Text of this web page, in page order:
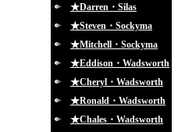
★Darren・Silas
★Steven・Sockyma
★Mitchell・Sockyma
★Eddison・Wadsworth
★Cheryl・Wadsworth
★Ronald・Wadsworth
★Chales・Wadsworth